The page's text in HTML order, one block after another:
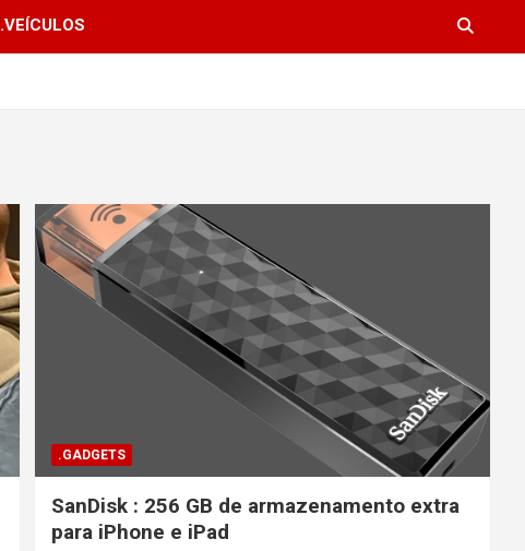
.VEÍCULOS
.GADGETS
SanDisk : 256 GB de armazenamento extra
para iPhone e iPad